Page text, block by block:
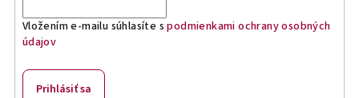
p
Vložením e-mailu súhlasíte spodmienkami ochrany osobných
údajov
Prihlásiť sa